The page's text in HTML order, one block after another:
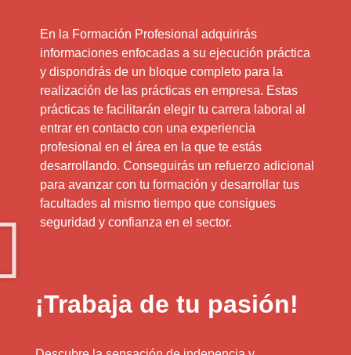
En la Formación Profesional adquirirás
informaciones enfocadas a su ejecución práctica
y dispondrás de un bloque completo para la
realización de las prácticas en empresa. Estas
prácticas te facilitarán elegir tu carrera laboral al
entrar en contacto con una experiencia
profesional en el área en la que te estás
desarrollando. Conseguirás un refuerzo adicional
para avanzar con tu formación y desarrollar tus
facultades al mismo tiempo que consigues
seguridad y confianza en el sector.
¡Trabaja de tu pasión!